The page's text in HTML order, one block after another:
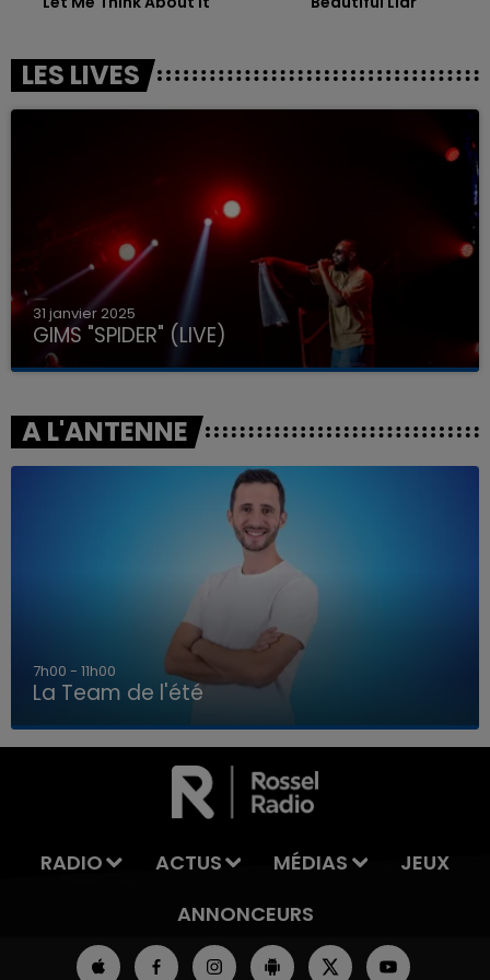
LA TEAM DE L'ÉTÉ
LES LIVES
31 janvier 2025
GIMS "SPIDER" (LIVE)
A L'ANTENNE
7h00 - 11h00
La Team de l'été
RADIO ACTUS MÉDIAS
JEUX
ANNONCEURS